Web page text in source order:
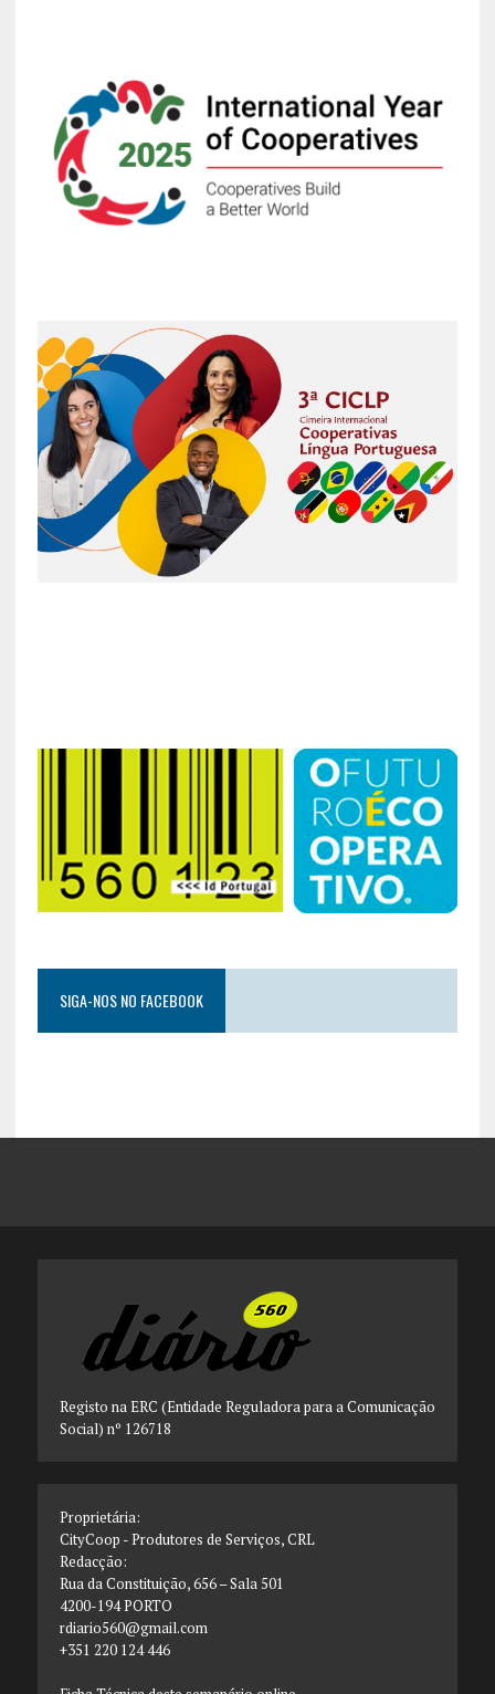
SIGA-NOS NO FACEBOOK
Registo na ERC (Entidade Reguladora para a Comunicação
Social) nº 126718
Proprietária:
CityCoop - Produtores de Serviços, CRL
Redacção:
Rua da Constituição, 656 – Sala 501
4200-194 PORTO
rdiario560@gmail.com
+351 220 124 446